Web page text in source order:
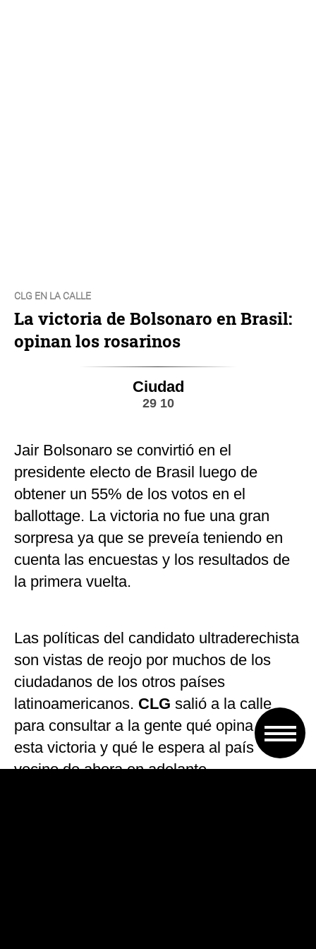
CLG EN LA CALLE
La victoria de Bolsonaro en Brasil:
opinan los rosarinos
Ciudad
29 10
Jair Bolsonaro se convirtió en el
presidente electo de Brasil luego de
obtener un 55% de los votos en el
ballottage. La victoria no fue una gran
sorpresa ya que se preveía teniendo en
cuenta las encuestas y los resultados de
la primera vuelta.
Las políticas del candidato ultraderechista
son vistas de reojo por muchos de los
ciudadanos de los otros países
latinoamericanos. CLG salió a la calle
para consultar a la gente qué opina de
esta victoria y qué le espera al país
vecino de ahora en adelante.